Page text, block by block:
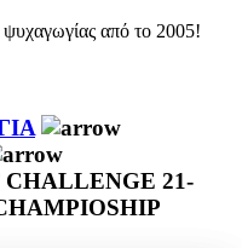
από το 2005!
21-